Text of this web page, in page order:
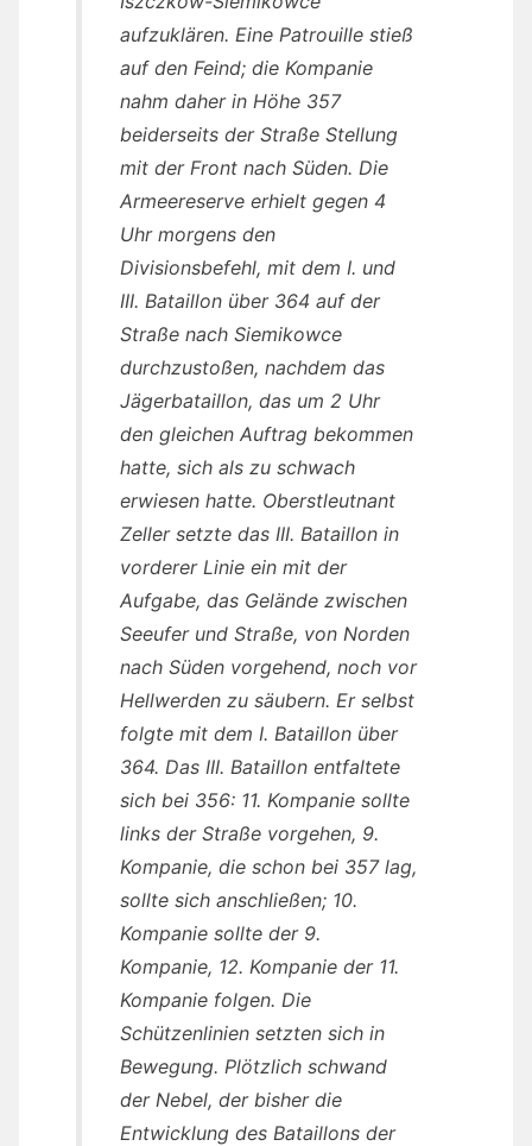
aufzuklären. Eine Patrouille stieß
auf den Feind; die Kompanie
nahm daher in Höhe 357
beiderseits der Straße Stellung
mit der Front nach Süden. Die
Armeereserve erhielt gegen 4
Uhr morgens den
Divisionsbefehl, mit dem I. und
III. Bataillon über 364 auf der
Straße nach Siemikowce
durchzustoßen, nachdem das
Jägerbataillon, das um 2 Uhr
den gleichen Auftrag bekommen
hatte, sich als zu schwach
erwiesen hatte. Oberstleutnant
Zeller setzte das III. Bataillon in
vorderer Linie ein mit der
Aufgabe, das Gelände zwischen
Seeufer und Straße, von Norden
nach Süden vorgehend, noch vor
Hellwerden zu säubern. Er selbst
folgte mit dem I. Bataillon über
364. Das III. Bataillon entfaltete
sich bei 356: 11. Kompanie sollte
links der Straße vorgehen, 9.
Kompanie, die schon bei 357 lag,
sollte sich anschließen; 10.
Kompanie sollte der 9.
Kompanie, 12. Kompanie der 11.
Kompanie folgen. Die
Schützenlinien setzten sich in
Bewegung. Plötzlich schwand
der Nebel, der bisher die
Entwicklung des Bataillons der